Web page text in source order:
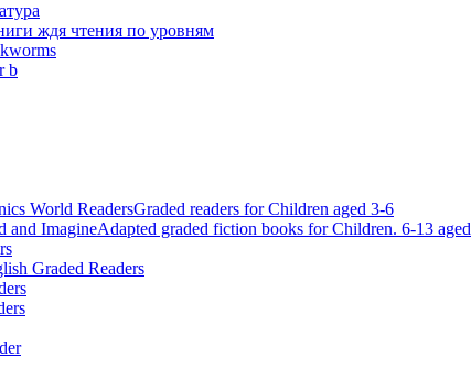
ждя чтения по уровням
b
World ReadersGraded readers for Children aged 3-6
and ImagineAdapted graded fiction books for Children. 6-13 aged
Graded Readers